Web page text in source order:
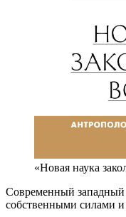
«Новая наука
Современный западный
собственными силами